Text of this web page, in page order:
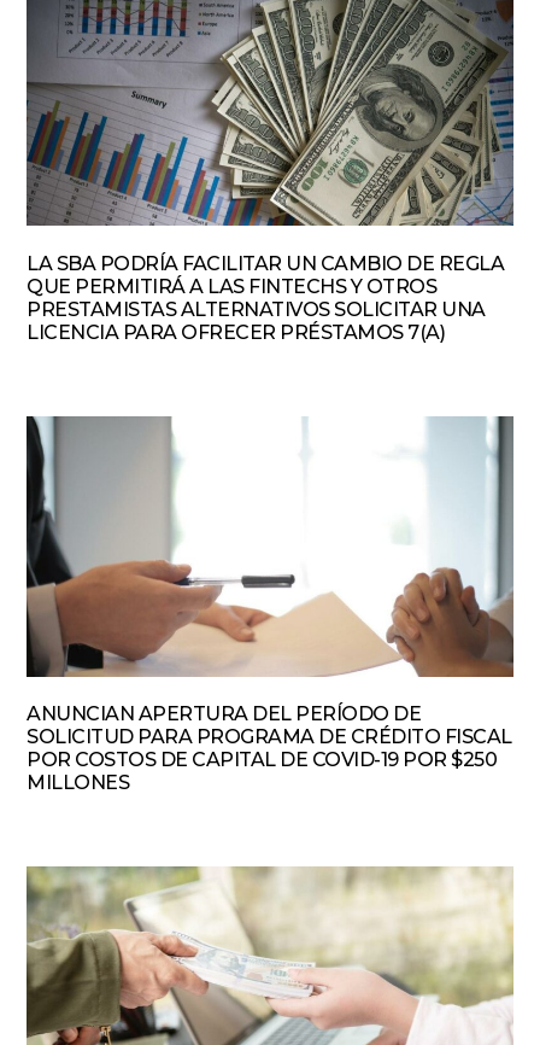
LA SBA PODRÍA FACILITAR UN CAMBIO DE REGLA
QUE PERMITIRÁ A LAS FINTECHS Y OTROS
PRESTAMISTAS ALTERNATIVOS SOLICITAR UNA
LICENCIA PARA OFRECER PRÉSTAMOS 7(A)
ANUNCIAN APERTURA DEL PERÍODO DE
SOLICITUD PARA PROGRAMA DE CRÉDITO FISCAL
POR COSTOS DE CAPITAL DE COVID-19 POR $250
MILLONES